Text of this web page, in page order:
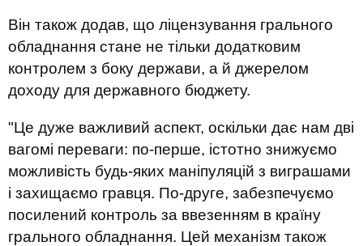
Він також додав, що ліцензування грального
обладнання стане не тільки додатковим
контролем з боку держави, а й джерелом
доходу для державного бюджету.
"Це дуже важливий аспект, оскільки дає нам дві
вагомі переваги: ​​по-перше, істотно знижуємо
можливість будь-яких маніпуляцій з виграшами
і захищаємо гравця. По-друге, забезпечуємо
посилений контроль за ввезенням в країну
грального обладнання. Цей механізм також